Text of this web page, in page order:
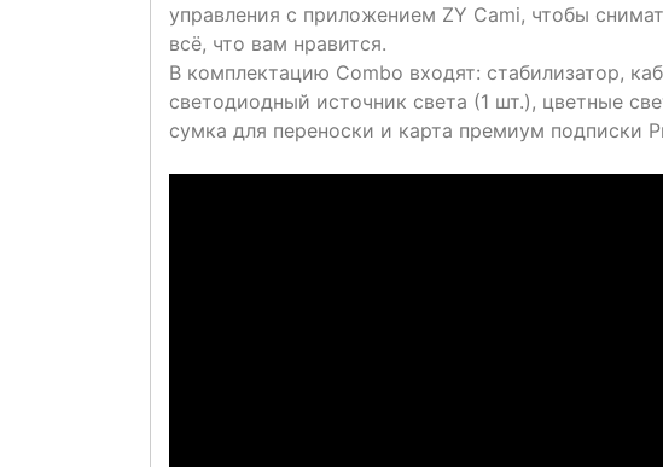
управления с приложением ZY Cami, чтобы
всё, что вам нравится.
В комплектацию Combo входят: стабилизатор,
светодиодный источник света (1 шт.), цветные
сумка для переноски и карта премиум подписки